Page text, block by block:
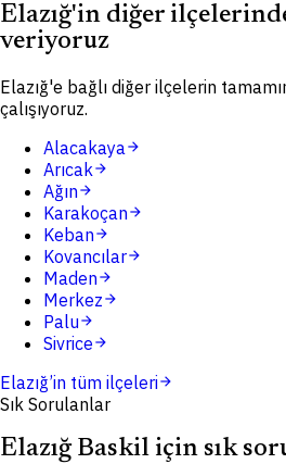
Elazığ'in diğer
veriyoruz
Elazığ'e bağlı diğer ilçelerin
çalışıyoruz.
Alacakayaarrow_forward
Arıcakarrow_forward
Ağınarrow_forward
Karakoçanarrow_forward
Kebanarrow_forward
Kovancılararrow_forward
Madenarrow_forward
Merkezarrow_forward
Paluarrow_forward
Sivricearrow_forward
Elazığ’in tüm ilçeleriarrow_forward
Sık Sorulanlar
Elazığ Baskil için sık